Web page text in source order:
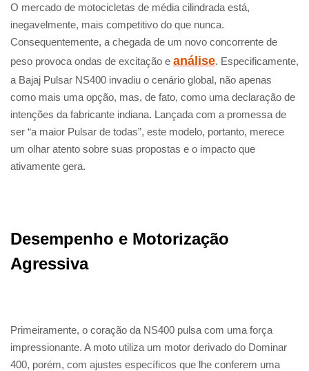
O mercado de motocicletas de média cilindrada está,
inegavelmente, mais competitivo do que nunca.
Consequentemente, a chegada de um novo concorrente de
peso provoca ondas de excitação e análise. Especificamente,
a Bajaj Pulsar NS400 invadiu o cenário global, não apenas
como mais uma opção, mas, de fato, como uma declaração de
intenções da fabricante indiana. Lançada com a promessa de
ser “a maior Pulsar de todas”, este modelo, portanto, merece
um olhar atento sobre suas propostas e o impacto que
ativamente gera.
Desempenho e Motorização
Agressiva
Primeiramente, o coração da NS400 pulsa com uma força
impressionante. A moto utiliza um motor derivado do Dominar
400, porém, com ajustes específicos que lhe conferem uma